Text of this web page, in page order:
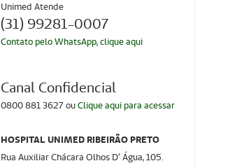
Unimed Atende
(31) 99281-0007
Contato pelo WhatsApp, clique aqui
Canal Confidencial
0800 881 3627 ouClique aqui para acessar
HOSPITAL UNIMED RIBEIRÃO PRETO
Rua Auxiliar Chácara Olhos D’ Água, 105.